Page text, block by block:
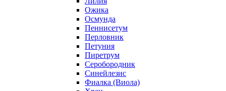
Ожика
Осмунда
Пеннисетум
Перловник
Петуния
Пиретрум
Серобородник
Синейлезис
Фиалка (Виола)